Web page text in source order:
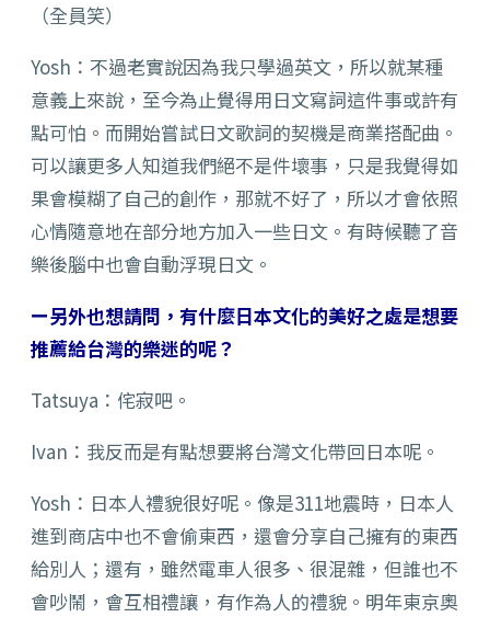
（全員笑）
Yosh：不過老實說因為我只學過英文，所以就某種
意義上來說，至今為止覺得用日文寫詞這件事或許有
點可怕。而開始嘗試日文歌詞的契機是商業搭配曲。
可以讓更多人知道我們絕不是件壞事，只是我覺得如
果會模糊了自己的創作，那就不好了，所以才會依照
心情隨意地在部分地方加入一些日文。有時候聽了音
樂後腦中也會自動浮現日文。
ー另外也想請問，有什麼日本文化的美好之處是想要
推薦給台灣的樂迷的呢？
Tatsuya：侘寂吧。
Ivan：我反而是有點想要將台灣文化帶回日本呢。
Yosh：日本人禮貌很好呢。像是311地震時，日本人
進到商店中也不會偷東西，還會分享自己擁有的東西
給別人；還有，雖然電車人很多、很混雜，但誰也不
會吵鬧，會互相禮讓，有作為人的禮貌。明年東京奧